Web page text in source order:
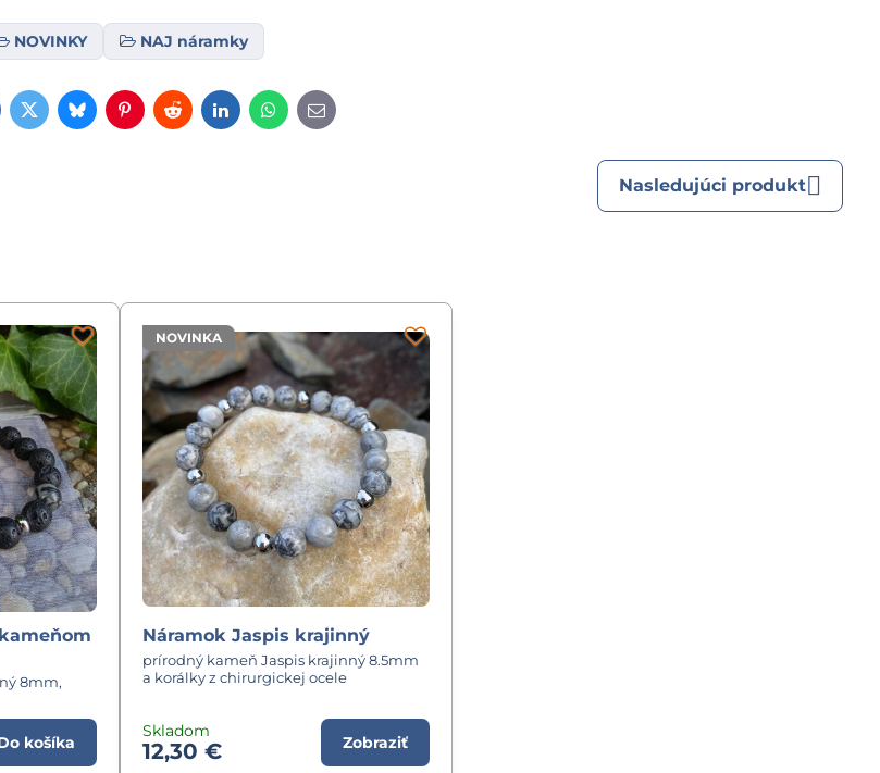
NOVINKY NAJ náramky
TwitterBlueskyPinterest
RedditLinkedInWhatsApp
E-
mail
Nasledujúci produkt
8mm,
košíka
NOVINKA
Náramok Jaspis krajinný
prírodný kameň Jaspis krajinný 8.5mm
a korálky z chirurgickej ocele
Skladom
12,30 € Zobraziť